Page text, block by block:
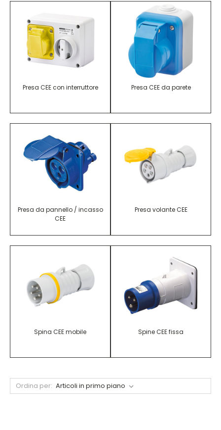
Presa CEE con interruttore Presa CEE da parete
Presa da pannello / incasso
CEE
Presa volante CEE
Spina CEE mobile Spine CEE fissa
Ordina per: